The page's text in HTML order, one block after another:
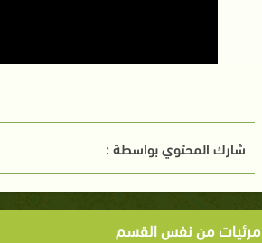
شارك المحتوي بواسطة :
مرئيات من نفس القسم